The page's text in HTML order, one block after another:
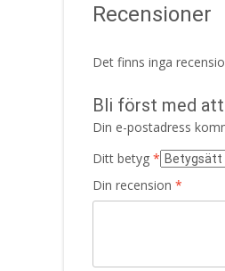
Recensioner
Det finns inga
Bli först med att
Din e-postadress
Ditt betyg *
Din recension *